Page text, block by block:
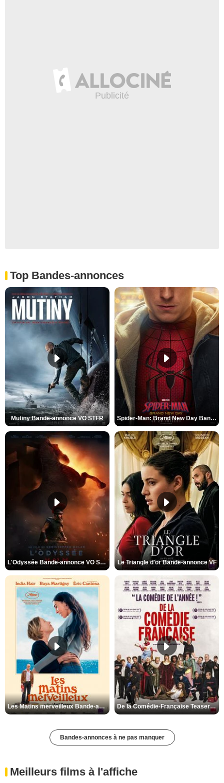
Top Bandes-annonces
Mutiny Bande-annonce VO STFR Spider-Man: Brand New Day Bande-annonce VO STFR
L'Odyssée Bande-annonce VO STFR Le Triangle d'or Bande-annonce VF
Les Matins merveilleux Bande-annonce VF De la Comédie-Française Teaser VF
Bandes-annonces à ne pas manquer
Meilleurs films à l'affiche